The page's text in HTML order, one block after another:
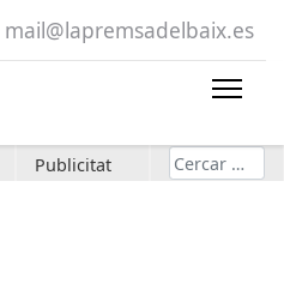
mail@lapremsadelbaix.es
Publicitat Cerca